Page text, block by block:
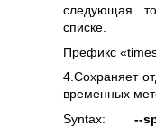
следующая
списке.
Префикс
4.Сохраняет
временных
Syntax: --